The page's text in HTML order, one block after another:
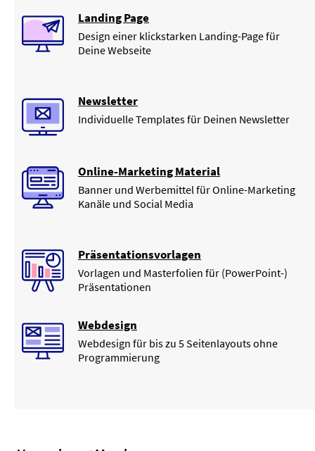
Landing Page
Design einer klickstarken Landing-Page für
Deine Webseite
Newsletter
Individuelle Templates für Deinen Newsletter
Online-Marketing Material
Banner und Werbemittel für Online-Marketing
Kanäle und Social Media
Präsentationsvorlagen
Vorlagen und Masterfolien für (PowerPoint-)
Präsentationen
Webdesign
Webdesign für bis zu 5 Seitenlayouts ohne
Programmierung